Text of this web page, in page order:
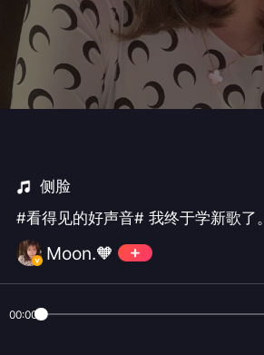
侧脸
#看得见的好声音# 我终于学新歌了。
Moon.🧡
00:00